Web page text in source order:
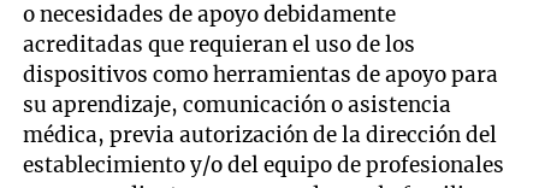
o necesidades de apoyo debidamente
acreditadas que requieran el uso de los
dispositivos como herramientas de apoyo para
su aprendizaje, comunicación o asistencia
médica, previa autorización de la dirección del
establecimiento y/o del equipo de profesionales